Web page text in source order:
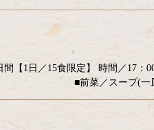
【1日／15食限定】 時間／17
■前菜／スープ(一皿